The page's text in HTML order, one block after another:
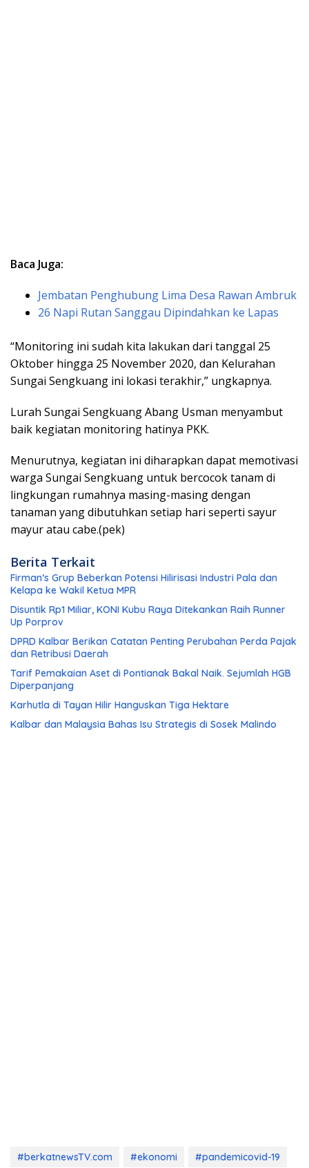
Baca Juga:
Jembatan Penghubung Lima Desa Rawan Ambruk
26 Napi Rutan Sanggau Dipindahkan ke Lapas
“Monitoring ini sudah kita lakukan dari tanggal 25
Oktober hingga 25 November 2020, dan Kelurahan
Sungai Sengkuang ini lokasi terakhir,” ungkapnya.
Lurah Sungai Sengkuang Abang Usman menyambut
baik kegiatan monitoring hatinya PKK.
Menurutnya, kegiatan ini diharapkan dapat memotivasi
warga Sungai Sengkuang untuk bercocok tanam di
lingkungan rumahnya masing-masing dengan
tanaman yang dibutuhkan setiap hari seperti sayur
mayur atau cabe.(pek)
Berita Terkait
Firman’s Grup Beberkan Potensi Hilirisasi Industri Pala dan
Kelapa ke Wakil Ketua MPR
Disuntik Rp1 Miliar, KONI Kubu Raya Ditekankan Raih Runner
Up Porprov
DPRD Kalbar Berikan Catatan Penting Perubahan Perda Pajak
dan Retribusi Daerah
Tarif Pemakaian Aset di Pontianak Bakal Naik. Sejumlah HGB
Diperpanjang
Karhutla di Tayan Hilir Hanguskan Tiga Hektare
Kalbar dan Malaysia Bahas Isu Strategis di Sosek Malindo
#berkatnewsTV.com #ekonomi
#pandemicovid-19